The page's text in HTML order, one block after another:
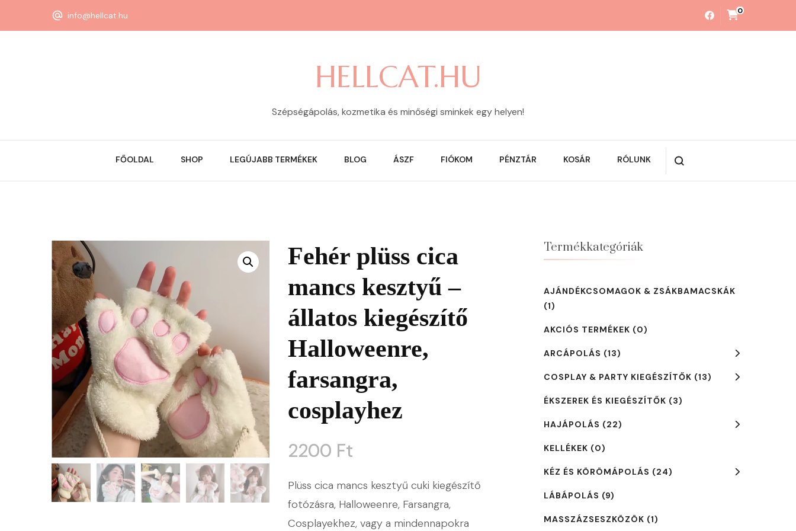
info@hellcat.hu 0
HELLCAT.HU
Szépségápolás, kozmetika és minőségi sminkek egy helyen!
FŐOLDAL SHOP LEGÚJABB TERMÉKEK BLOG ÁSZF FIÓKOM PÉNZTÁR KOSÁR RÓLUNK
Fehér plüss cica
mancs kesztyű –
állatos kiegészítő
Halloweenre,
farsangra,
cosplayhez
2200 Ft
Plüss cica mancs kesztyű cuki kiegészítő
fotózásra, Halloweenre, Farsangra,
Cosplayekhez, vagy a mindennapokra
Termékkategóriák
AJÁNDÉKCSOMAGOK & ZSÁKBAMACSKÁK
(1)
AKCIÓS TERMÉKEK (0)
ARCÁPOLÁS (13)
COSPLAY & PARTY KIEGÉSZÍTŐK (13)
ÉKSZEREK ÉS KIEGÉSZÍTŐK (3)
HAJÁPOLÁS (22)
KELLÉKEK (0)
KÉZ ÉS KÖRÖMÁPOLÁS (24)
LÁBÁPOLÁS (9)
MASSZÁZSESZKÖZÖK (1)